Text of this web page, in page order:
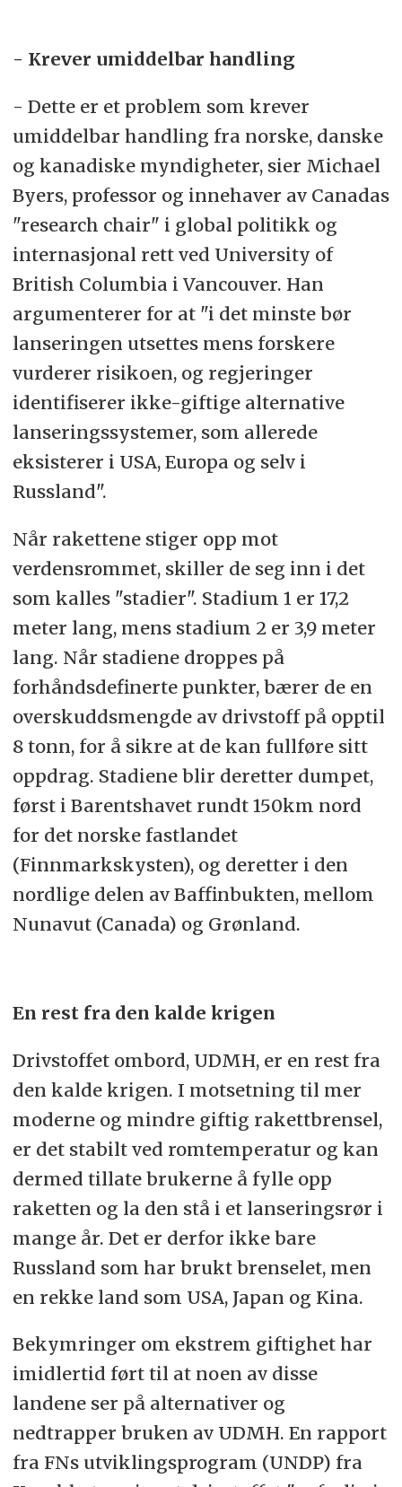
- Krever umiddelbar handling
- Dette er et problem som krever
umiddelbar handling fra norske, danske
og kanadiske myndigheter, sier Michael
Byers, professor og innehaver av Canadas
"research chair" i global politikk og
internasjonal rett ved University of
British Columbia i Vancouver. Han
argumenterer for at "i det minste bør
lanseringen utsettes mens forskere
vurderer risikoen, og regjeringer
identifiserer ikke-giftige alternative
lanseringssystemer, som allerede
eksisterer i USA, Europa og selv i
Russland".
Når rakettene stiger opp mot
verdensrommet, skiller de seg inn i det
som kalles "stadier". Stadium 1 er 17,2
meter lang, mens stadium 2 er 3,9 meter
lang. Når stadiene droppes på
forhåndsdefinerte punkter, bærer de en
overskuddsmengde av drivstoff på opptil
8 tonn, for å sikre at de kan fullføre sitt
oppdrag. Stadiene blir deretter dumpet,
først i Barentshavet rundt 150km nord
for det norske fastlandet
(Finnmarkskysten), og deretter i den
nordlige delen av Baffinbukten, mellom
Nunavut (Canada) og Grønland.
En rest fra den kalde krigen
Drivstoffet ombord, UDMH, er en rest fra
den kalde krigen. I motsetning til mer
moderne og mindre giftig rakettbrensel,
er det stabilt ved romtemperatur og kan
dermed tillate brukerne å fylle opp
raketten og la den stå i et lanseringsrør i
mange år. Det er derfor ikke bare
Russland som har brukt brenselet, men
en rekke land som USA, Japan og Kina.
Bekymringer om ekstrem giftighet har
imidlertid ført til at noen av disse
landene ser på alternativer og
nedtrapper bruken av UDMH. En rapport
fra FNs utviklingsprogram (UNDP) fra